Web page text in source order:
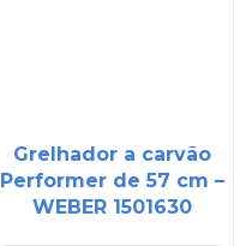
Grelhador a carvão
Performer de 57 cm –
WEBER 1501630